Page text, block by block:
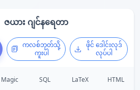
ဇယား ဂျင်နရေတာ
ကလစ်ဘုတ်သို့
ကူးပါ
ဖိုင် ဒေါင်းလုဒ်
လုပ်ပါ
Magic SQL LaTeX HTML